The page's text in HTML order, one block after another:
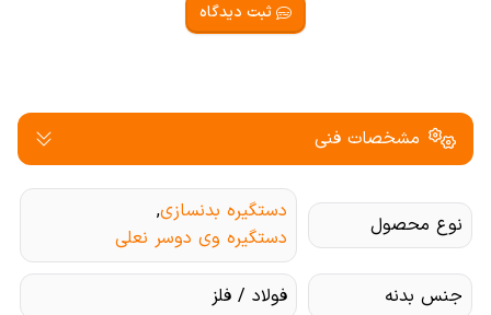
ثبت دیدگاه
مشخصات فنی
نوع محصول
دستگیره بدنسازی,
دستگیره وی دوسر نعلی
جنس بدنه فولاد / فلز